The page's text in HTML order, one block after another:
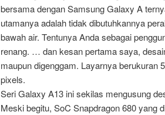
bersama dengan Samsung Galaxy A
utamanya adalah tidak dibutuhkannya
bawah air. Tentunya Anda sebagai
renang. … dan kesan pertama saya,
maupun digenggam. Layarnya berukuran
pixels.
Seri Galaxy A13 ini sekilas mengusung
Meski begitu, SoC Snapdragon 680 yang